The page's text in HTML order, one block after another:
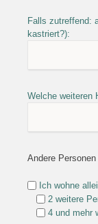
Falls zutreffend:
kastriert?):
Welche weiteren
Andere
Ich wohne
2 weitere
4 und mehr